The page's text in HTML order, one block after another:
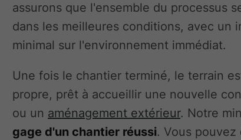
assurons que l'ensemble du processus
dans les meilleures conditions, avec un
minimal sur l'environnement immédiat.
Une fois le chantier terminé, le terrain
propre, prêt à accueillir une nouvelle
ou un aménagement extérieur. Notre
gage d'un chantier réussi. Vous pouvez